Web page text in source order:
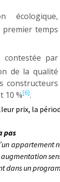
temps
contestée par
de la qualité
constructeurs
10 %[6].
prix, la
pas
dans un